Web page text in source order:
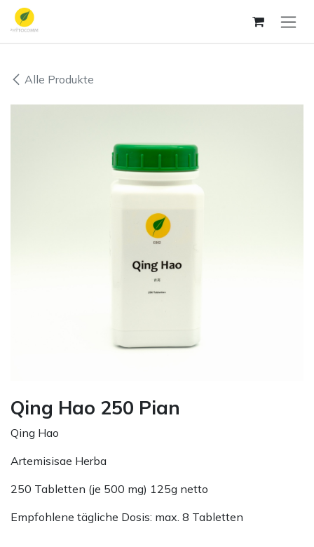
Zum Inhalt springen
Alle Produkte
Qing Hao 250 Pian
Qing Hao
Artemisisae Herba
250 Tabletten (je 500 mg) 125g netto
Empfohlene tägliche Dosis: max. 8 Tabletten